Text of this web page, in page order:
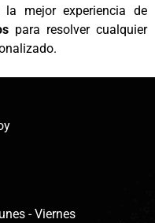
mejor experiencia de
para resolver cualquier
- Viernes